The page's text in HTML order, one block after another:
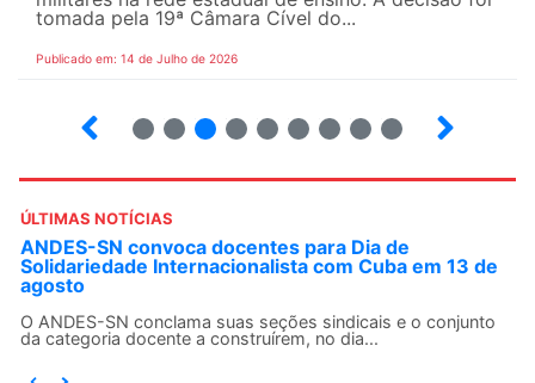
tomada pela 19ª Câmara Cível do...
Publicado em: 14 de Julho de 2026
ÚLTIMAS NOTÍCIAS
ANDES-SN convoca docentes para Dia de
Solidariedade Internacionalista com Cuba em 13 de
agosto
O ANDES-SN conclama suas seções sindicais e o conjunto
da categoria docente a construírem, no dia...